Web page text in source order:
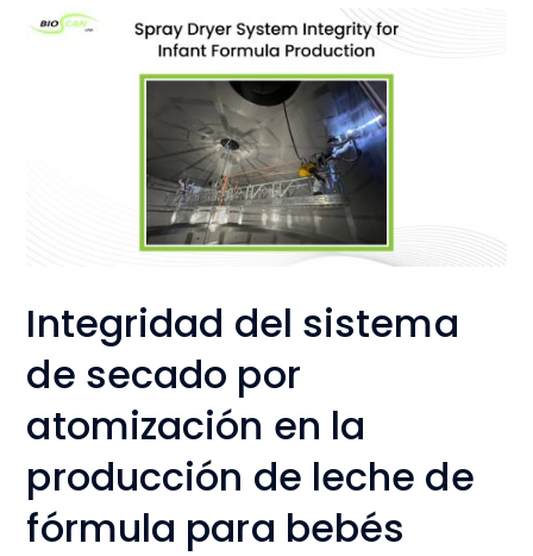
Integridad del sistema
de secado por
atomización en la
producción de leche de
fórmula para bebés